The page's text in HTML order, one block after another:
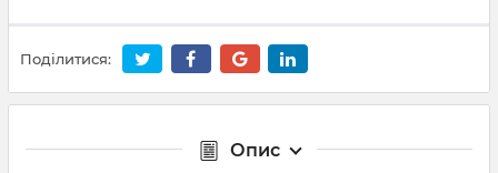
Поділитися:
Опис